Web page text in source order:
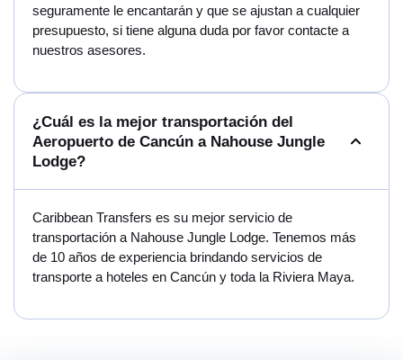
seguramente le encantarán y que se ajustan a cualquier
presupuesto, si tiene alguna duda por favor contacte a
nuestros asesores.
¿Cuál es la mejor transportación del
Aeropuerto de Cancún a Nahouse Jungle
Lodge?
Caribbean Transfers es su mejor servicio de
transportación a Nahouse Jungle Lodge. Tenemos más
de 10 años de experiencia brindando servicios de
transporte a hoteles en Cancún y toda la Riviera Maya.